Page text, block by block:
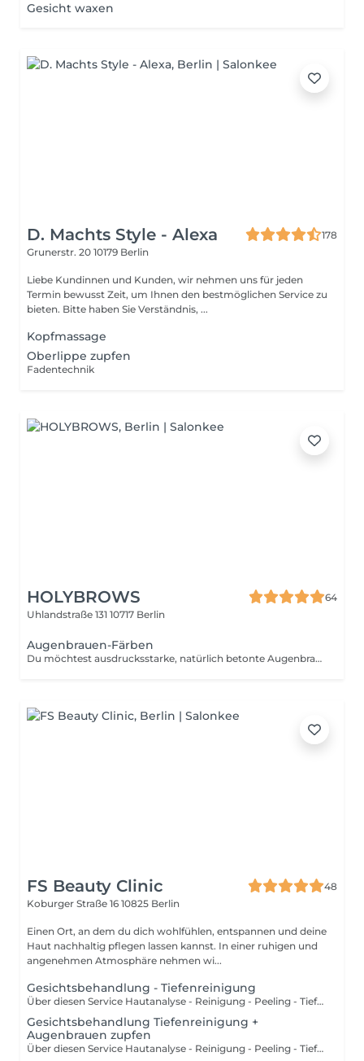
Gesicht waxen
D. Machts Style - Alexa
178
Grunerstr. 20 10179 Berlin
Liebe Kundinnen und Kunden, wir nehmen uns für jeden
Termin bewusst Zeit, um Ihnen den bestmöglichen Service zu
bieten. Bitte haben Sie Verständnis, ...
Kopfmassage
Oberlippe zupfen
Fadentechnik
HOLYBROWS
64
Uhlandstraße 131 10717 Berlin
Augenbrauen-Färben
Du möchtest ausdrucksstarke, natürlich betonte Augenbrauen ganz ohne tägliches Nachzeichnen? Dann ist eine professionelle Augenbrauenfärbung genau das Richtige für dich! Mit der passenden Farbe, abgestimmt auf deinen Hautton und Haartyp, bringen wir deine Brauen zum Strahlen. Die Behandlung sorgt für mehr Tiefe, Definition und einen gepflegten Look selbst ungeschminkt! Deine Vorteile auf einen Blick: Natürlicher, voller Look ganz ohne Make-up Perfekte Farbwahl individuell auf dich abgestimmt Spart Zeit beim täglichen Styling Hält bis zu 4 Wochen Ideal auch in Kombination mit Augenbrauen zupfen oder laminieren Tipp: Besonders bei hellen oder unregelmäßig gewachsenen Brauen wirkt das Färben wahre Wunder! Jetzt Termin sichern und deinen Blick mit perfekt gefärbten Brauen unterstreichen!
FS Beauty Clinic
48
Koburger Straße 16 10825 Berlin
Einen Ort, an dem du dich wohlfühlen, entspannen und deine
Haut nachhaltig pflegen lassen kannst. In einer ruhigen und
angenehmen Atmosphäre nehmen wi...
Gesichtsbehandlung - Tiefenreinigung
Über diesen Service Hautanalyse - Reinigung - Peeling - Tiefenreinigung - Maske - Tagespflege Osaine Sea Care ist eine Meereskosmetik, die täglich hilft, Ihre Haut ein bisschen jünger erscheinen zu lassen. Osaine beschäftigt sich mit hochdosierten Pflanzenwirkstoffen aus dem Meer. Eine Senkung des Allergierisikos entsteht durch eine sogenannte Antihistermintätigkeit.
Gesichtsbehandlung Tiefenreinigung +
Augenbrauen zupfen
Über diesen Service Hautanalyse - Reinigung - Peeling - Tiefenreinigung - Augenbrauen zupfen - Remineralisierung - Maske - Tagespflege Osaine Sea Care ist eine Meereskosmetik, die täglich hilft, Ihre Haut ein bisschen jünger erscheinen zu lassen. Osaine beschäftigt sich mit hochdosierten Pflanzenwirkstoffen aus dem Meer. Eine Senkung des Allergierisikos entsteht durch eine sogenannte Antihistermintätigkeit.